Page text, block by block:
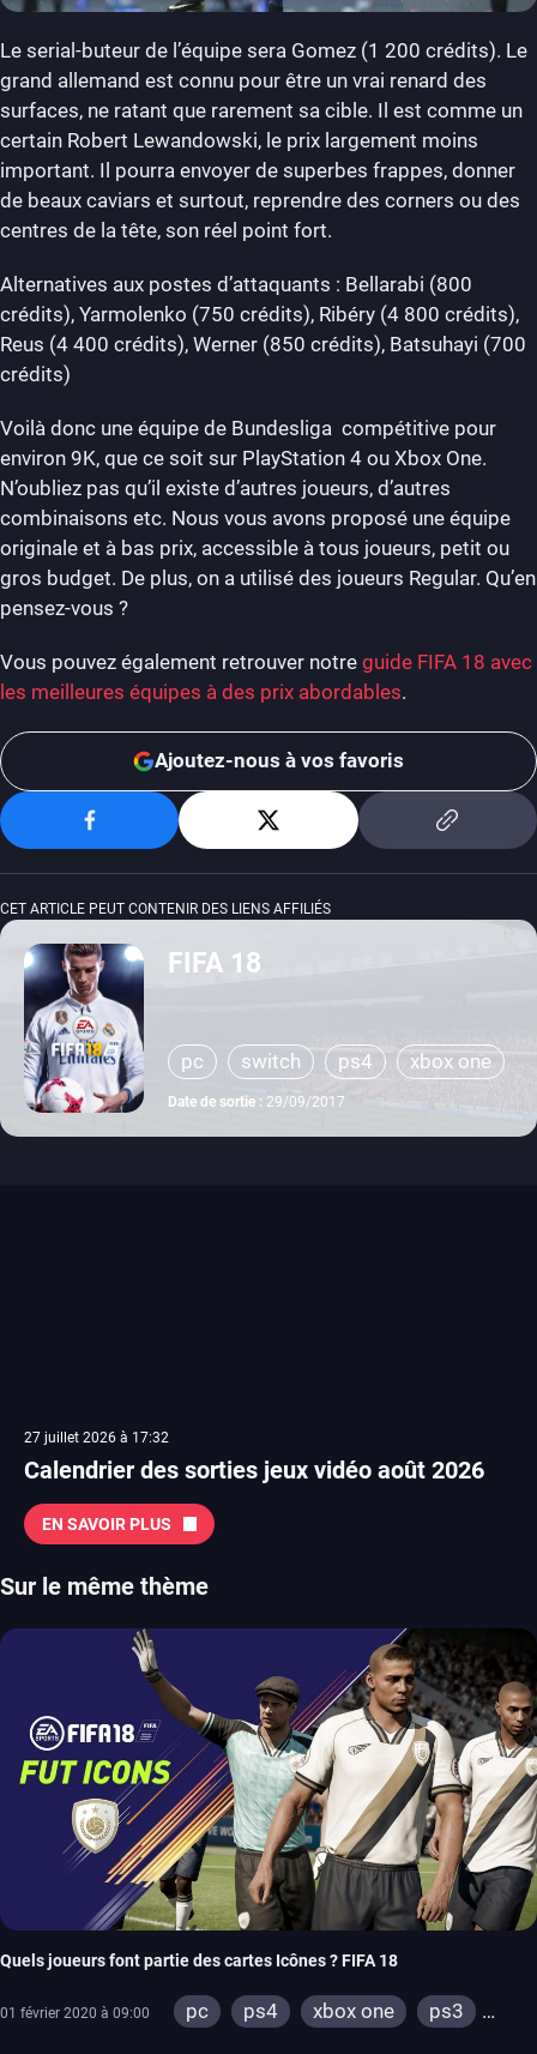
Le serial-buteur de l’équipe sera Gomez (1 200 crédits). Le
grand allemand est connu pour être un vrai renard des
surfaces, ne ratant que rarement sa cible. Il est comme un
certain Robert Lewandowski, le prix largement moins
important. Il pourra envoyer de superbes frappes, donner
de beaux caviars et surtout, reprendre des corners ou des
centres de la tête, son réel point fort.
Alternatives aux postes d’attaquants : Bellarabi (800
crédits), Yarmolenko (750 crédits), Ribéry (4 800 crédits),
Reus (4 400 crédits), Werner (850 crédits), Batsuhayi (700
crédits)
Voilà donc une équipe de Bundesliga compétitive pour
environ 9K, que ce soit sur PlayStation 4 ou Xbox One.
N’oubliez pas qu’il existe d’autres joueurs, d’autres
combinaisons etc. Nous vous avons proposé une équipe
originale et à bas prix, accessible à tous joueurs, petit ou
gros budget. De plus, on a utilisé des joueurs Regular. Qu’en
pensez-vous ?
Vous pouvez également retrouver notre guide FIFA 18 avec
les meilleures équipes à des prix abordables.
Ajoutez-nous à vos favoris
CET ARTICLE PEUT CONTENIR DES LIENS AFFILIÉS
FIFA 18
pc switch ps4
xbox one
ps3
xbox 360
Date de sortie : 29/09/2017
27 juillet 2026 à 17:32
Calendrier des sorties jeux vidéo août 2026
EN SAVOIR PLUS
Sur le même thème
Quels joueurs font partie des cartes Icônes ? FIFA 18
01 février 2020 à 09:00 pc ps4 xbox one
ps3